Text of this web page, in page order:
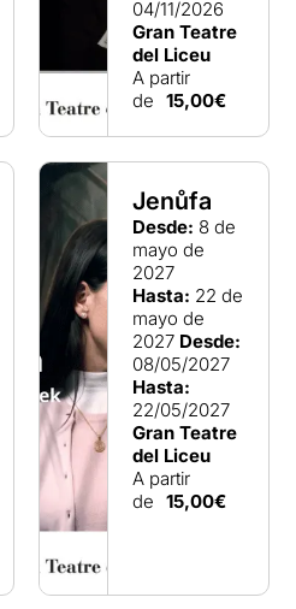
04/11/2026
Gran Teatre
del Liceu
A partir
de 15,00€
Jenůfa
Desde: 8 de
mayo de
2027
Hasta: 22 de
mayo de
2027 Desde:
08/05/2027
Hasta:
22/05/2027
Gran Teatre
del Liceu
A partir
de 15,00€